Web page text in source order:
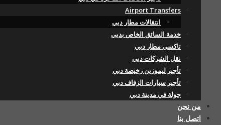
Airport Transfers
انتقالات مطار دبي
خدمة السائق الخاص بدبي
تاكسي مطار دبي
نقل الشركات دبي
تأجير ليموزين رخيصة دبي
تأجير سيارات الزفاف دبي
جولة في مدينة دبي
من نحن
اتصل بنا